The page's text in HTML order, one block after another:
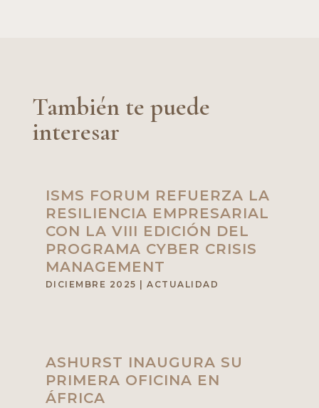
También te puede
interesar
ISMS FORUM REFUERZA LA
RESILIENCIA EMPRESARIAL
CON LA VIII EDICIÓN DEL
PROGRAMA CYBER CRISIS
MANAGEMENT
DICIEMBRE 2025 |ACTUALIDAD
ASHURST INAUGURA SU
PRIMERA OFICINA EN
ÁFRICA